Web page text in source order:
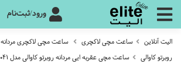
ورود/ثبت‌نام
الیت آنلاین ساعت مچی لاکچری ساعت مچی لاکچری مردانه
روبرتو کاوالی
ساعت مچی عقربه ایی مردانه روبرتو کاوالی مدل RV1G104P0041